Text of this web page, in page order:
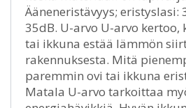
Ääneneristävyys; eristyslasi:
35dB. U-arvo U-arvo kertoo,
tai ikkuna estää lämmön
rakennuksesta. Mitä
paremmin ovi tai ikkuna
Matala U-arvo tarkoittaa